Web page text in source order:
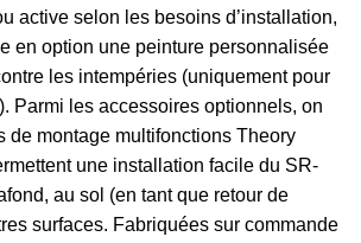
active selon les besoins d’installation,
en option une peinture personnalisée
les intempéries (uniquement pour
Parmi les accessoires optionnels, on
de montage multifonctions Theory
une installation facile du SR-
au sol (en tant que retour de
surfaces. Fabriquées sur commande